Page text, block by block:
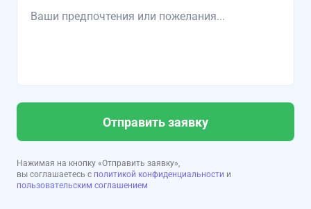
Отправить заявку
Нажимая на кнопку «Отправить заявку»,
вы соглашаетесь с политикой конфиденциальности и
пользовательским соглашением